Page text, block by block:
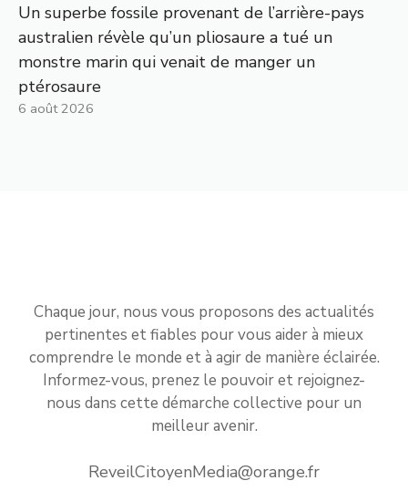
Un superbe fossile provenant de l’arrière-pays
australien révèle qu’un pliosaure a tué un
monstre marin qui venait de manger un
ptérosaure
6 août 2026
Chaque jour, nous vous proposons des actualités
pertinentes et fiables pour vous aider à mieux
comprendre le monde et à agir de manière éclairée.
Informez-vous, prenez le pouvoir et rejoignez-
nous dans cette démarche collective pour un
meilleur avenir.
ReveilCitoyenMedia@orange.fr